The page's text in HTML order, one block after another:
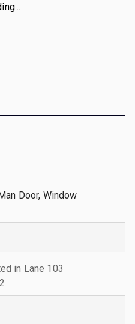
Door, Window
in Lane 103